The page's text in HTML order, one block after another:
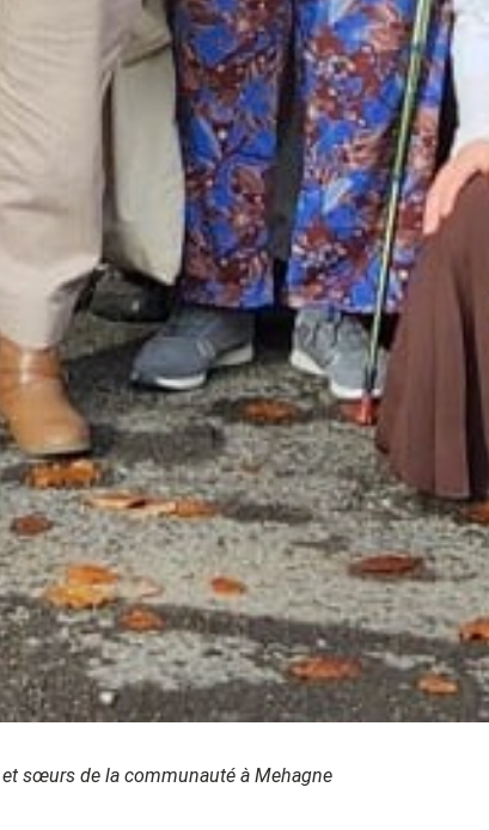
et sœurs de la communauté à Mehagne